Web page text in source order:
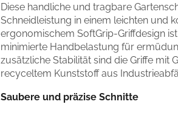
Diese handliche und tragbare
Schneidleistung in einem leichten und
ergonomischem SoftGrip-Griffdesign
minimierte Handbelastung für
zusätzliche Stabilität sind die Griffe mit
recyceltem Kunststoff aus
Saubere und präzise Schnitte